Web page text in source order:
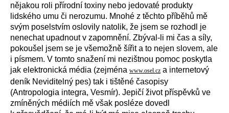
nějakou roli přírodní toxiny nebo jedovaté produkty
lidského umu či nerozumu. Mnohé z těchto příběhů mě
svým poselstvím oslovily natolik, že jsem se rozhodl je
nenechat upadnout v zapomnění. Zbýval-li mi čas a síly,
pokoušel jsem se je všemožně šířit a to nejen slovem, ale
i písmem. V tomto snažení mi nezištnou pomoc poskytla
jak elektronická média (zejména www.osel.cz a internetový
deník Neviditelný pes) tak i tištěné časopisy
(Antropologia integra, Vesmír). Jepičí život příspěvků ve
zmíněných médiích mě však posléze dovedl